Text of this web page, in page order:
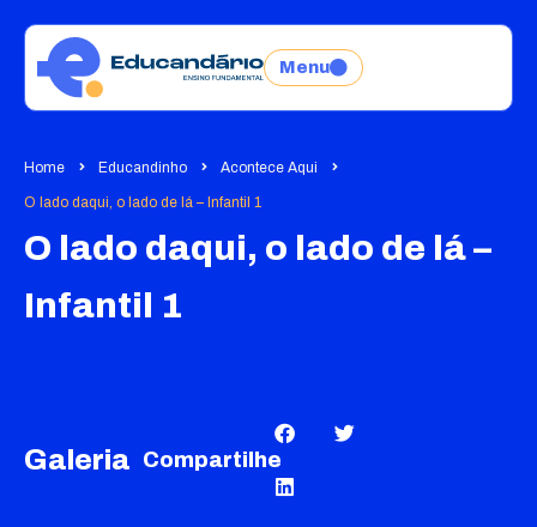
Menu
Home Educandinho Acontece Aqui
O lado daqui, o lado de lá – Infantil 1
O lado daqui, o lado de lá –
Infantil 1
Galeria Compartilhe